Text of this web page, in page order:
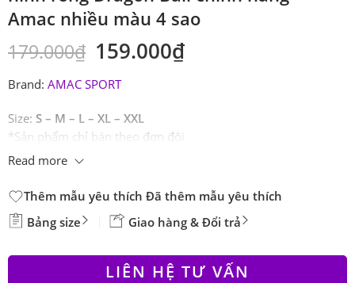
Amac nhiều màu 4 sao
179.000₫ 159.000₫
Brand: AMAC SPORT
Size: S – M – L – XL – XXL
*Sản phẩm chỉ bán theo đơn đội
Read more
Thêm mẫu yêu thích Đã thêm mẫu yêu thích
Bảng size Giao hàng & Đổi trả
LIÊN HỆ TƯ VẤN